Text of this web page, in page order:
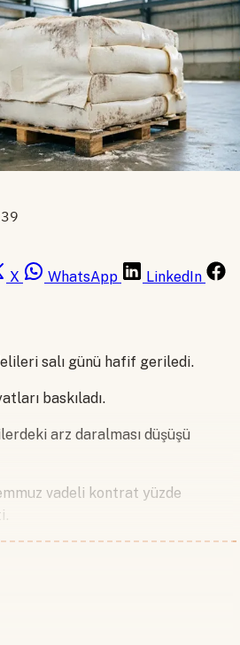
X WhatsApp
LinkedIn
salı günü hafif geriledi.
baskıladı.
arz daralması düşüşü
vadeli kontrat yüzde